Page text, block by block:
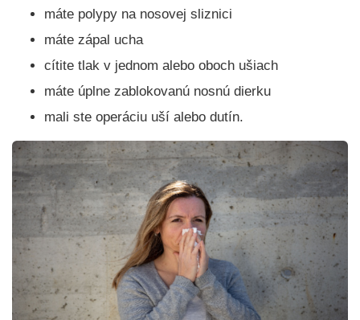
máte polypy na nosovej sliznici
máte zápal ucha
cítite tlak v jednom alebo oboch ušiach
máte úplne zablokovanú nosnú dierku
mali ste operáciu uší alebo dutín.